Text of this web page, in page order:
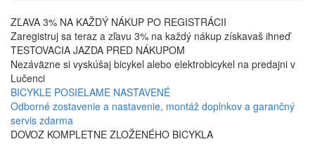
ZĽAVA 3% NA KAŽDÝ NÁKUP PO REGISTRÁCII
Zaregistruj sa teraz a zľavu 3% na každý nákup získavaš ihneď
TESTOVACIA JAZDA PRED NÁKUPOM
Nezáväzne si vyskúšaj bicykel alebo elektrobicykel na predajni v
Lučenci
BICYKLE POSIELAME NASTAVENÉ
Odborné zostavenie a nastavenie, montáž doplnkov a garančný
servis zdarma
DOVOZ KOMPLETNE ZLOŽENÉHO BICYKLA